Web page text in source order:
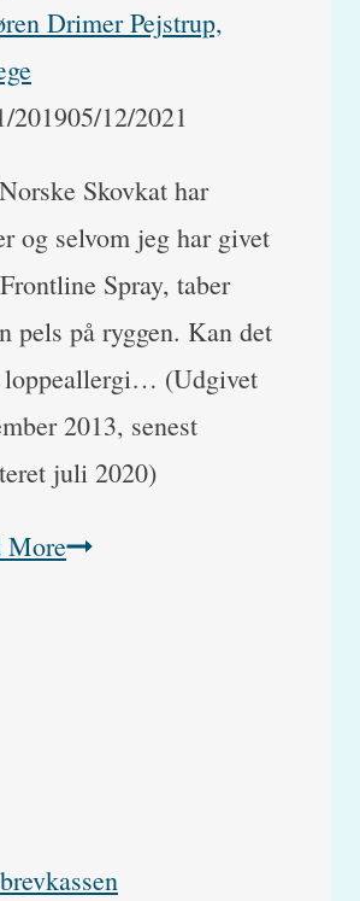
modsat?
Drimer Pejstrup,
201905/12/2021
Skovkat har
og selvom jeg har givet
Spray, taber
pels på ryggen. Kan det
(Udgivet
2013, senest
juli 2020)
MoreMin
pelsen